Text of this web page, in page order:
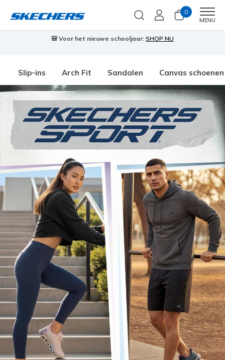
0
MENU
🎒 Voor het nieuwe schooljaar: SHOP NU
Slip-ins Arch Fit Sandalen Canvas schoenen